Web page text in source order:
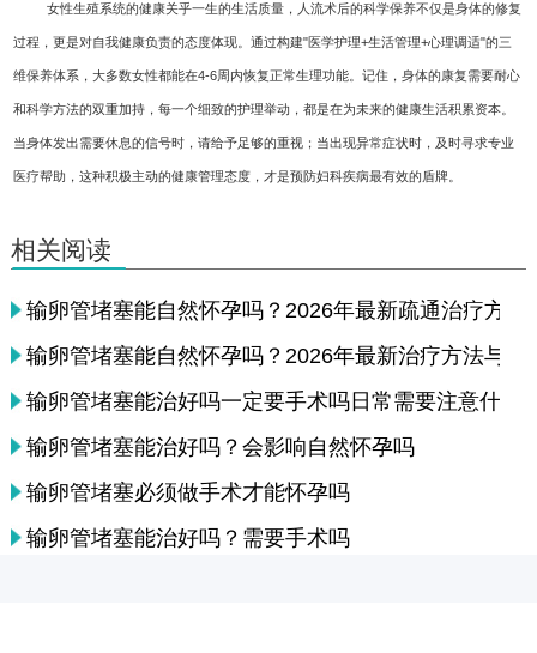
女性生殖系统的健康关乎一生的生活质量，人流术后的科学保养不仅是身体的修复
过程，更是对自我健康负责的态度体现。通过构建"医学护理+生活管理+心理调适"的三
维保养体系，大多数女性都能在4-6周内恢复正常生理功能。记住，身体的康复需要耐心
和科学方法的双重加持，每一个细致的护理举动，都是在为未来的健康生活积累资本。
当身体发出需要休息的信号时，请给予足够的重视；当出现异常症状时，及时寻求专业
医疗帮助，这种积极主动的健康管理态度，才是预防妇科疾病最有效的盾牌。
相关阅读
输卵管堵塞能自然怀孕吗？2026年最新疏通治疗方法
输卵管堵塞能自然怀孕吗？2026年最新治疗方法与检
输卵管堵塞能治好吗一定要手术吗日常需要注意什么
输卵管堵塞能治好吗？会影响自然怀孕吗
输卵管堵塞必须做手术才能怀孕吗
输卵管堵塞能治好吗？需要手术吗